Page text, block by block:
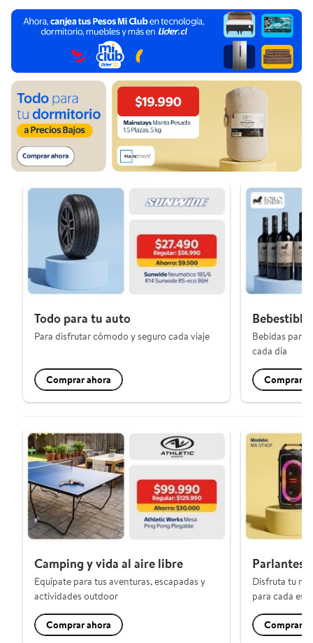
Todo para tu auto
Para disfrutar cómodo y seguro cada viaje
Comprar ahora
Bebidas para
cada día
Comprar
Camping y vida al aire libre
Equípate para tus aventuras, escapadas y
actividades outdoor
Comprar ahora
Parlantes
Disfruta tu
para cada
Comprar